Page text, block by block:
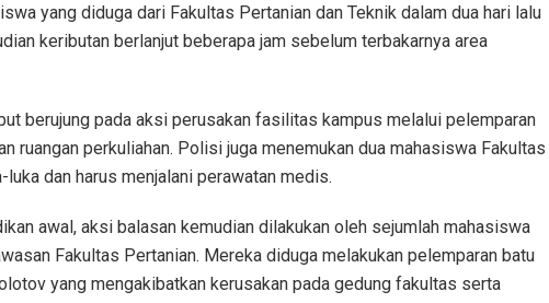
yang diduga dari Fakultas Pertanian dan Teknik dalam dua hari lalu
keributan berlanjut beberapa jam sebelum terbakarnya area
berujung pada aksi perusakan fasilitas kampus melalui pelemparan
ruangan perkuliahan. Polisi juga menemukan dua mahasiswa Fakultas
dan harus menjalani perawatan medis.
awal, aksi balasan kemudian dilakukan oleh sejumlah mahasiswa
Fakultas Pertanian. Mereka diduga melakukan pelemparan batu
yang mengakibatkan kerusakan pada gedung fakultas serta